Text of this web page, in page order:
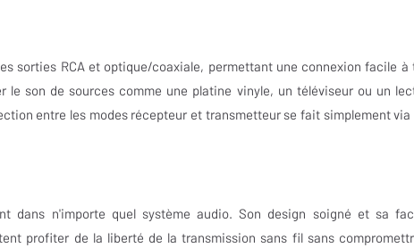
sorties RCA et optique/coaxiale, permettant une connexion facile à
son de sources comme une platine vinyle, un téléviseur ou un
entre les modes récepteur et transmetteur se fait simplement via
dans n'importe quel système audio. Son design soigné et sa
profiter de la liberté de la transmission sans fil sans